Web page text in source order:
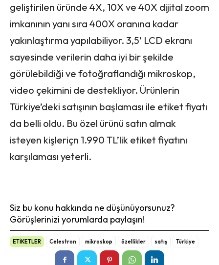
geliştirilen üründe 4X, 10X ve 40X dijital zoom
imkanının yanı sıra 400X oranına kadar
yakınlaştırma yapılabiliyor. 3,5’ LCD ekranı
sayesinde verilerin daha iyi bir şekilde
görülebildiği ve fotoğraflandığı mikroskop,
video çekimini de destekliyor. Ürünlerin
Türkiye’deki satışının başlaması ile etiket fiyatı
da belli oldu. Bu özel ürünü satın almak
isteyen kişleriçn 1.990 TL’lik etiket fiyatını
karşılaması yeterli.
Siz bu konu hakkında ne düşünüyorsunuz?
Görüşlerinizi yorumlarda paylaşın!
ETİKETLER Celestron mikroskop özellikler satış Türkiye